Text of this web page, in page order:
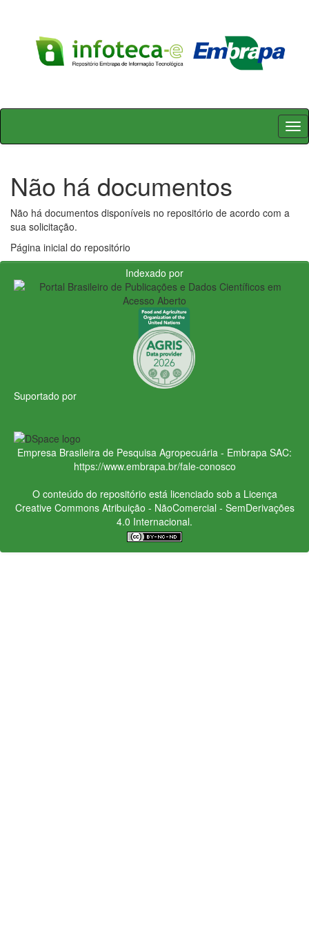
Skip
Não há documentos
Não há documentos disponíveis no repositório de acordo com a
sua solicitação.
Página inicial do repositório
Indexado por
Suportado por
Empresa Brasileira de Pesquisa Agropecuária - Embrapa SAC:
https://www.embrapa.br/fale-conosco
O conteúdo do repositório está licenciado sob a Licença
Creative CommonsAtribuição - NãoComercial - SemDerivações
4.0 Internacional.